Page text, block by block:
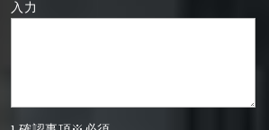
入力